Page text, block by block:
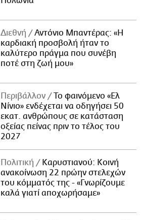
Διεθνή
Αντόνιο Μπαντέρας: «Η
καρδιακή προσβολή ήταν το
καλύτερο πράγμα που συνέβη
ποτέ στη ζωή μου»
Περιβάλλον
Το φαινόμενο «Ελ
Νίνιο» ενδέχεται να οδηγήσει 50
εκατ. ανθρώπους σε κατάσταση
οξείας πείνας πριν το τέλος του
2027
Πολιτική
Καρυστιανού: Κοινή
ανακοίνωση 22 πρώην στελεχών
του κόμματός της - «Γνωρίζουμε
καλά γιατί αποχωρήσαμε»